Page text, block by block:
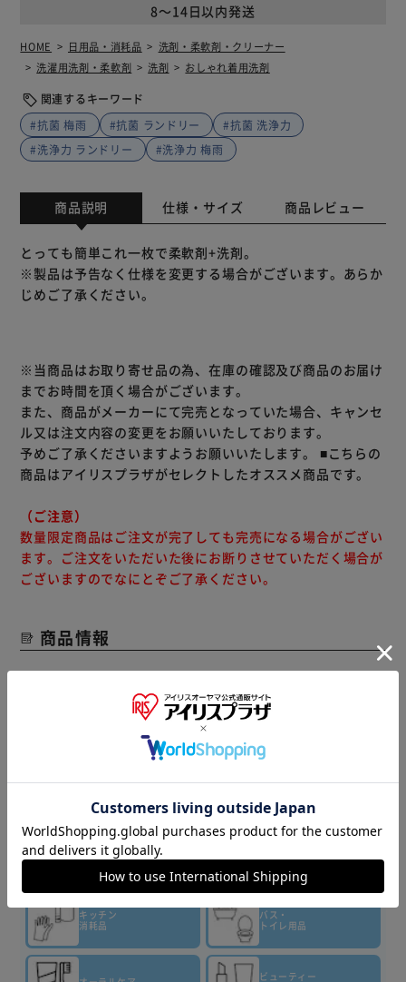
8～14日以内発送
HOME 日用品・消耗品
洗剤・柔軟剤・クリーナー
洗濯用洗剤・柔軟剤
洗剤 おしゃれ着用洗剤
関連するキーワード
#抗菌 梅雨
#抗菌 ランドリー
#抗菌 洗浄力
#洗浄力 ランドリー
#洗浄力 梅雨
商品説明 仕様・サイズ 商品レビュー
とっても簡単これ一枚で柔軟剤+洗剤。
※製品は予告なく仕様を変更する場合がございます。あらか
じめご了承ください。
※当商品はお取り寄せ品の為、在庫の確認及び商品のお届け
までお時間を頂く場合がございます。
また、商品がメーカーにて完売となっていた場合、キャンセ
ル又は注文内容の変更をお願いいたしております。
予めご了承くださいますようお願いいたします。 ■こちらの
商品はアイリスプラザがセレクトしたオススメ商品です。
（ご注意）
数量限定商品はご注文が完了しても完売になる場合がござい
ます。ご注文をいただいた後にお断りさせていただく場合が
ございますのでなにとぞご了承ください。
商品情報
▼その他 商品はこちら▼
ティッシュ・
トイレット
ペーパー
洗剤・柔軟剤
キッチン
消耗品
バス・
トイレ用品
ビューティー